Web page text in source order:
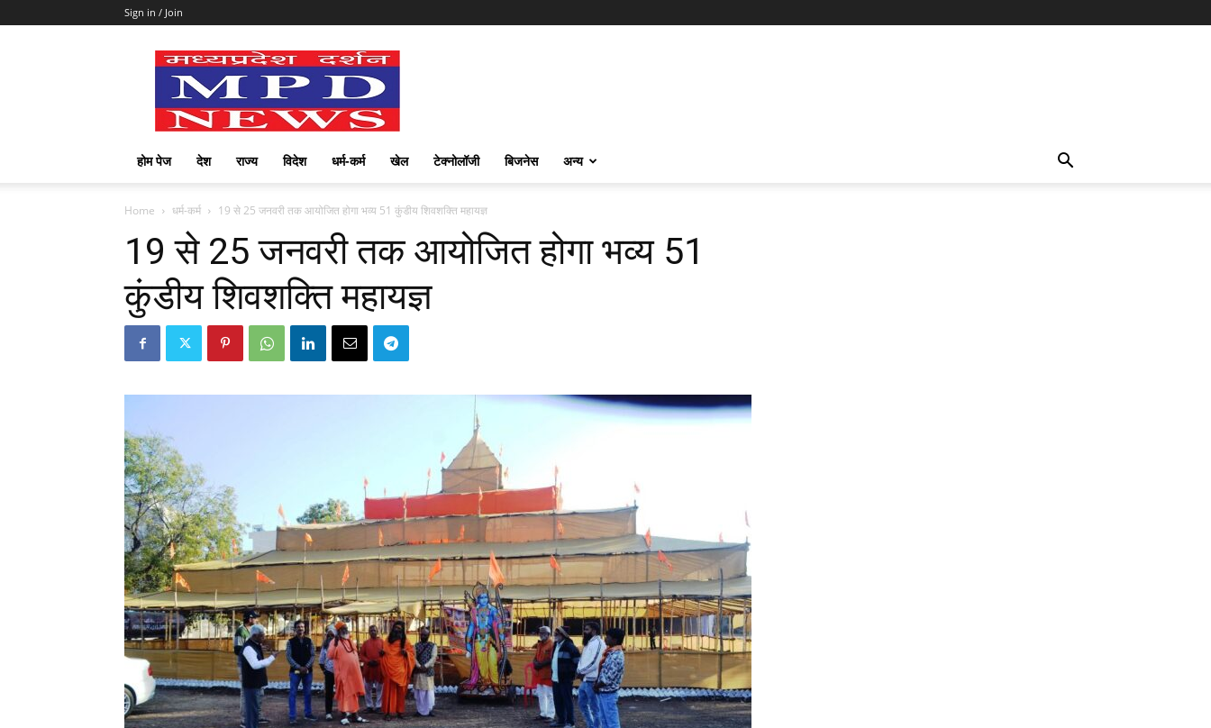
Sign in / Join
mpd
Slot
Gacor
Slot
Pragmatic
Toto
Slot
होम पेज देश राज्य विदेश धर्म-कर्म खेल टेक्नोलॉजी बिजनेस अन्य
Home धर्म-कर्म 19 से 25 जनवरी तक आयोजित होगा भव्य 51 कुंडीय शिवशक्ति महायज्ञ
19 से 25 जनवरी तक आयोजित होगा भव्य 51
कुंडीय शिवशक्ति महायज्ञ